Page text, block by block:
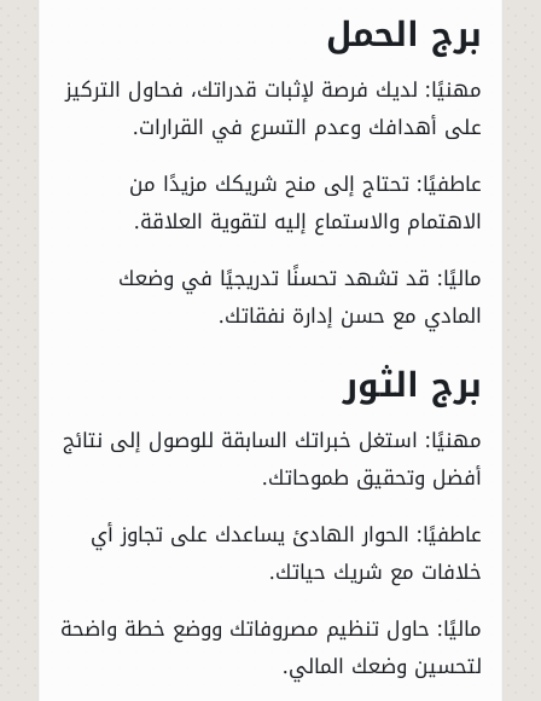
برج الحمل
مهنيًا: لديك فرصة لإثبات قدراتك، فحاول التركيز
على أهدافك وعدم التسرع في القرارات.
عاطفيًا: تحتاج إلى منح شريكك مزيدًا من
الاهتمام والاستماع إليه لتقوية العلاقة.
ماليًا: قد تشهد تحسنًا تدريجيًا في وضعك
المادي مع حسن إدارة نفقاتك.
برج الثور
مهنيًا: استغل خبراتك السابقة للوصول إلى نتائج
أفضل وتحقيق طموحاتك.
عاطفيًا: الحوار الهادئ يساعدك على تجاوز أي
خلافات مع شريك حياتك.
ماليًا: حاول تنظيم مصروفاتك ووضع خطة واضحة
لتحسين وضعك المالي.